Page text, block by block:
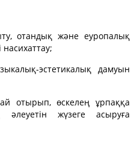
отандық және еуропалық
эстетикалық дамуын
отырып, өскелең ұрпаққа
жүзеге асыруға